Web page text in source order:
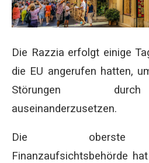
Die Razzia erfolgt einige
die EU angerufen hatten,
Störungen
auseinanderzusetzen.
Die oberste
Finanzaufsichtsbehörde